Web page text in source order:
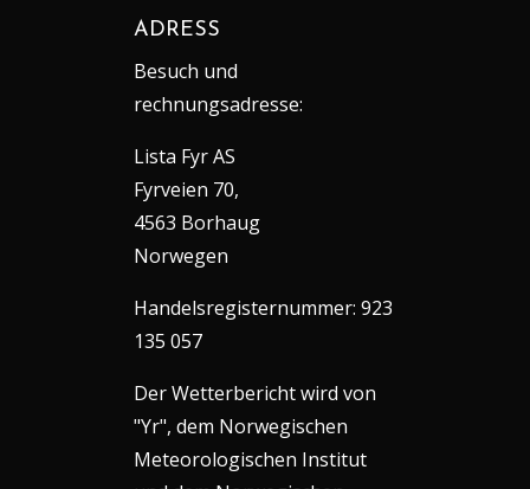
ADRESS
Besuch und
rechnungsadresse:
Lista Fyr AS
Fyrveien 70,
4563 Borhaug
Norwegen
Handelsregisternummer: 923
135 057
Der Wetterbericht wird von
"Yr", dem Norwegischen
Meteorologischen Institut